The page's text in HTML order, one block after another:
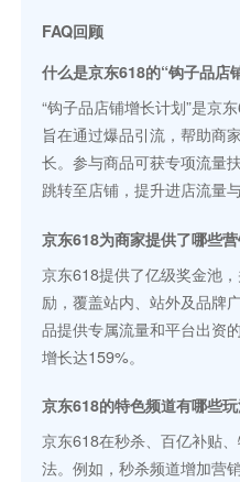
FAQ回顾
什么是京东618的“钩子品店
“钩子品店铺增长计划”是京
旨在通过爆品引流，帮助商
长。参与商品可获专项流量
跳转至店铺，提升进店流量与
京东618为商家提供了哪些
京东618提供了亿级奖金池
励，覆盖站内、站外及品牌
品提供专属流量和平台出资
增长达159%。
京东618的特色频道有哪些玩
京东618在秒杀、百亿补贴
法。例如，秒杀频道增加营